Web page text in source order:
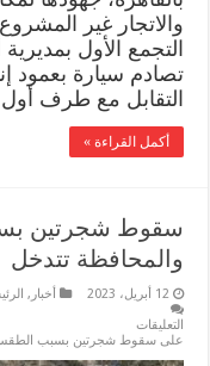
والاتجار غير
التجمع الأول
تصادم سيارة بعمود
التقابل مع طرف
أكمل القراءة »
سقوط شجرتين
والمحافظة تتدخل
12 أبريل، 2023 أخبار ,
التعليقات
على سقوط شجرتين بسبب الطقس